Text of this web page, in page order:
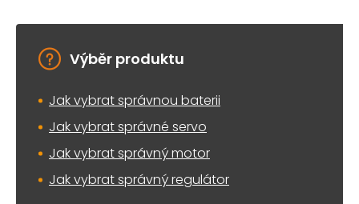
Výběr produktu
Jak vybrat správnou baterii
Jak vybrat správné servo
Jak vybrat správný motor
Jak vybrat správný regulátor